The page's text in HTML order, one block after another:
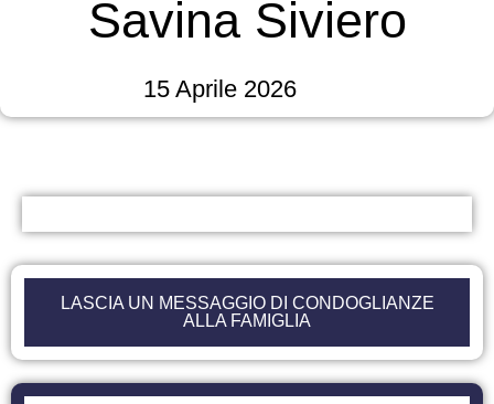
Savina Siviero
15 Aprile 2026
LASCIA UN MESSAGGIO DI CONDOGLIANZE
ALLA FAMIGLIA